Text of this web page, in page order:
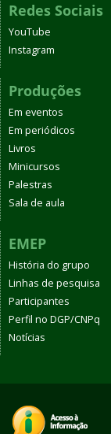
Redes Sociais
YouTube
Instagram
Produções
Em eventos
Em periódicos
Livros
Minicursos
Palestras
Sala de aula
EMEP
História do grupo
Linhas de pesquisa
Participantes
Perfil no DGP/CNPq
Notícias